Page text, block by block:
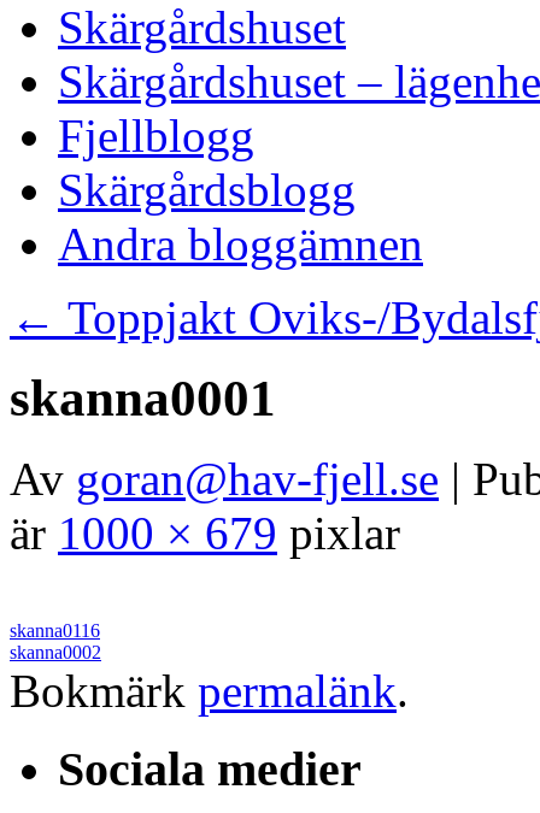
Skärgårdshuset
Skärgårdshuset –
Fjellblogg
Skärgårdsblogg
Andra bloggämnen
← Toppjakt Oviks-/
skanna0001
Av goran@hav-fjell.se |
är 1000 × 679 pixlar
skanna0116
skanna0002
Bokmärk permalänk.
Sociala medier